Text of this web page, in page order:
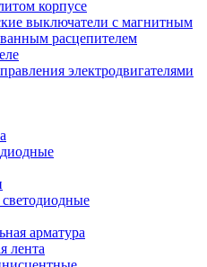
корпусе
выключатели с магнитным
расцепителем
электродвигателями
арматура
лента